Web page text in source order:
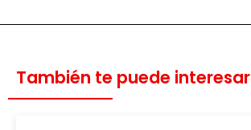
También te puede interesar